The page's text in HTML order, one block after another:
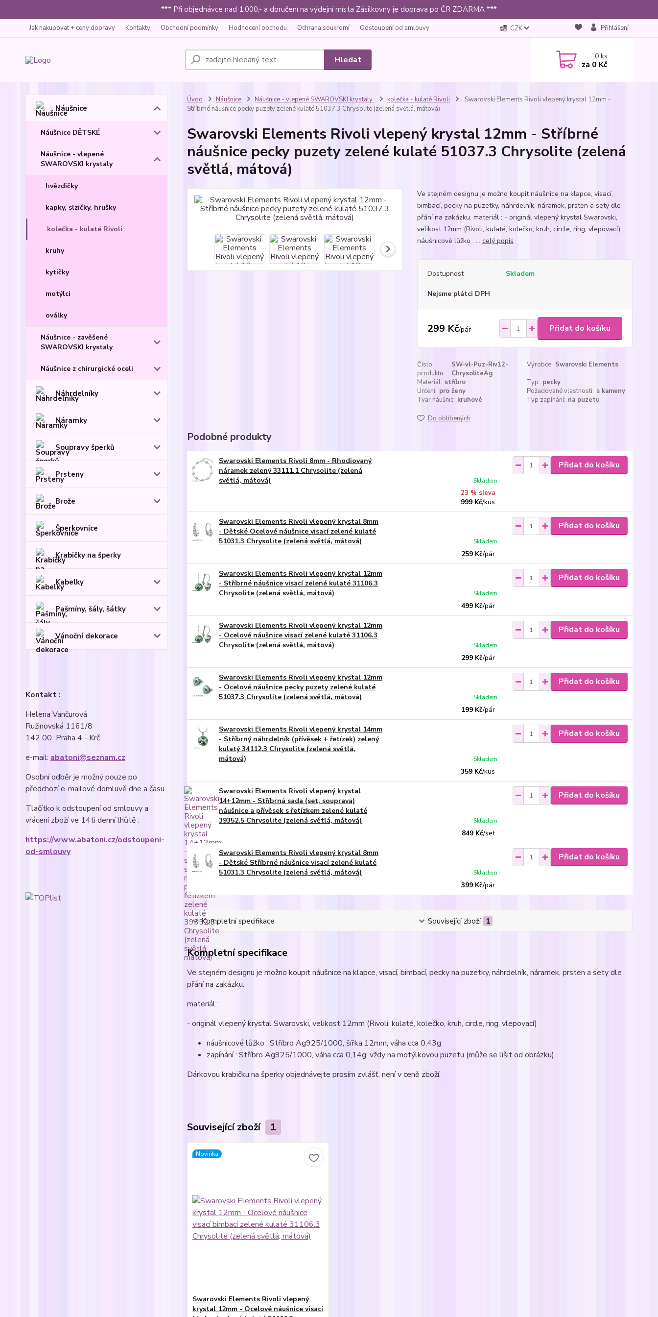
*** Při objednávce nad 1.000,- a doručení na výdejní místa Zásilkovny je doprava po ČR ZDARMA ***
Jak nakupovat + ceny dopravy Kontakty Obchodní podmínky Hodnocení obchodu Ochrana soukromí Odstoupení od smlouvy CZK Přihlášení
Hledat 0ks
za 0 Kč
Náušnice
Náušnice DĚTSKÉ
Náušnice - vlepené
SWAROVSKI krystaly
hvězdičky
kapky, slzičky, hrušky
kolečka - kulaté Rivoli
kruhy
kytičky
motýlci
oválky
Náušnice - zavěšené
SWAROVSKI krystaly
Náušnice z chirurgické oceli
Náhrdelníky
Náramky
Soupravy šperků
Prsteny
Brože
Šperkovnice
Krabičky na šperky
Kabelky
Pašmíny, šály, šátky
Vánoční dekorace
Kontakt :
Helena Vančurová
Ružinovská 1161/8
142 00 Praha 4 - Krč
e-mail: abatoni@seznam.cz
Osobní odběr je možný pouze po
předchozí e-mailové domluvě dne a času.
Tlačítko k odstoupení od smlouvy a
vrácení zboží ve 14ti denní lhůtě :
https://www.abatoni.cz/odstoupeni-
od-smlouvy
Úvod Náušnice Náušnice - vlepené SWAROVSKI krystaly kolečka - kulaté Rivoli
Swarovski Elements Rivoli vlepený krystal 12mm -
Stříbrné náušnice pecky puzety zelené kulaté 51037.3 Chrysolite (zelená světlá, mátová)
Swarovski Elements Rivoli vlepený krystal 12mm - Stříbrné
náušnice pecky puzety zelené kulaté 51037.3 Chrysolite (zelená
světlá, mátová)
Ve stejném designu je možno koupit náušnice na klapce, visací,
bimbací, pecky na puzetky, náhrdelník, náramek, prsten a sety dle
přání na zakázku. materiál : - originál vlepený krystal Swarovski,
velikost 12mm (Rivoli, kulaté, kolečko, kruh, circle, ring, vlepovací)
náušnicové lůžko : ... celý popis
Dostupnost Skladem
Nejsme plátci DPH
299 Kč/pár Přidat do košíku
Číslo
produktu:
SW-vl-Puz-Riv12-
ChrysoliteAg
Výrobce: Swarovski Elements
Materiál: stříbro Typ: pecky
Určení: pro ženy Požadované vlastnosti: s kameny
Tvar náušnic: kruhové Typ zapínání: na puzetu
Do oblíbených
Podobné produkty
Swarovski Elements Rivoli 8mm - Rhodiovaný
náramek zelený 33111.1 Chrysolite (zelená
světlá, mátová)
23 % sleva
999 Kč/kus
Skladem
Přidat do košíku
Swarovski Elements Rivoli vlepený krystal 8mm
- Dětské Ocelové náušnice visací zelené kulaté
51031.3 Chrysolite (zelená světlá, mátová)
259 Kč/pár
Skladem
Přidat do košíku
Swarovski Elements Rivoli vlepený krystal 12mm
- Stříbrné náušnice visací zelené kulaté 31106.3
Chrysolite (zelená světlá, mátová)
499 Kč/pár
Skladem
Přidat do košíku
Swarovski Elements Rivoli vlepený krystal 12mm
- Ocelové náušnice visací zelené kulaté 31106.3
Chrysolite (zelená světlá, mátová)
299 Kč/pár
Skladem
Přidat do košíku
Swarovski Elements Rivoli vlepený krystal 12mm
- Ocelové náušnice pecky puzety zelené kulaté
51037.3 Chrysolite (zelená světlá, mátová)
199 Kč/pár
Skladem
Přidat do košíku
Swarovski Elements Rivoli vlepený krystal 14mm
- Stříbrný náhrdelník (přívěsek + řetízek) zelený
kulatý 34112.3 Chrysolite (zelená světlá,
mátová)
359 Kč/kus
Skladem
Přidat do košíku
Swarovski Elements Rivoli vlepený krystal
14+12mm - Stříbrná sada (set, souprava)
náušnice a přívěsek s řetízkem zelené kulaté
39352.5 Chrysolite (zelená světlá, mátová)
849 Kč/set
Skladem
Přidat do košíku
Swarovski Elements Rivoli vlepený krystal 8mm
- Dětské Stříbrné náušnice visací zelené kulaté
51031.3 Chrysolite (zelená světlá, mátová)
399 Kč/pár
Skladem
Přidat do košíku
Kompletní specifikace Související zboží 1
Kompletní specifikace
Ve stejném designu je možno koupit náušnice na klapce, visací, bimbací, pecky na puzetky, náhrdelník, náramek, prsten a sety dle
přání na zakázku.
materiál :
- originál vlepený krystal Swarovski, velikost 12mm (Rivoli, kulaté, kolečko, kruh, circle, ring, vlepovací)
náušnicové lůžko : Stříbro Ag925/1000, šířka 12mm, váha cca 0,43g
zapínání : Stříbro Ag925/1000, váha cca 0,14g, vždy na motýlkovou puzetu (může se lišit od obrázku)
Dárkovou krabičku na šperky objednávejte prosím zvlášť, není v ceně zboží.
Související zboží 1
Novinka
Swarovski Elements Rivoli vlepený
krystal 12mm - Ocelové náušnice visací